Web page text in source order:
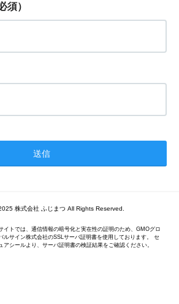
須）
株式会社 ふじまつ All Rights Reserved.
イトでは、通信情報の暗号化と実在性の証明のため、GMOグロ
ルサイン株式会社のSSLサーバ証明書を使用しております。 セ
アシールより、サーバ証明書の検証結果をご確認ください。